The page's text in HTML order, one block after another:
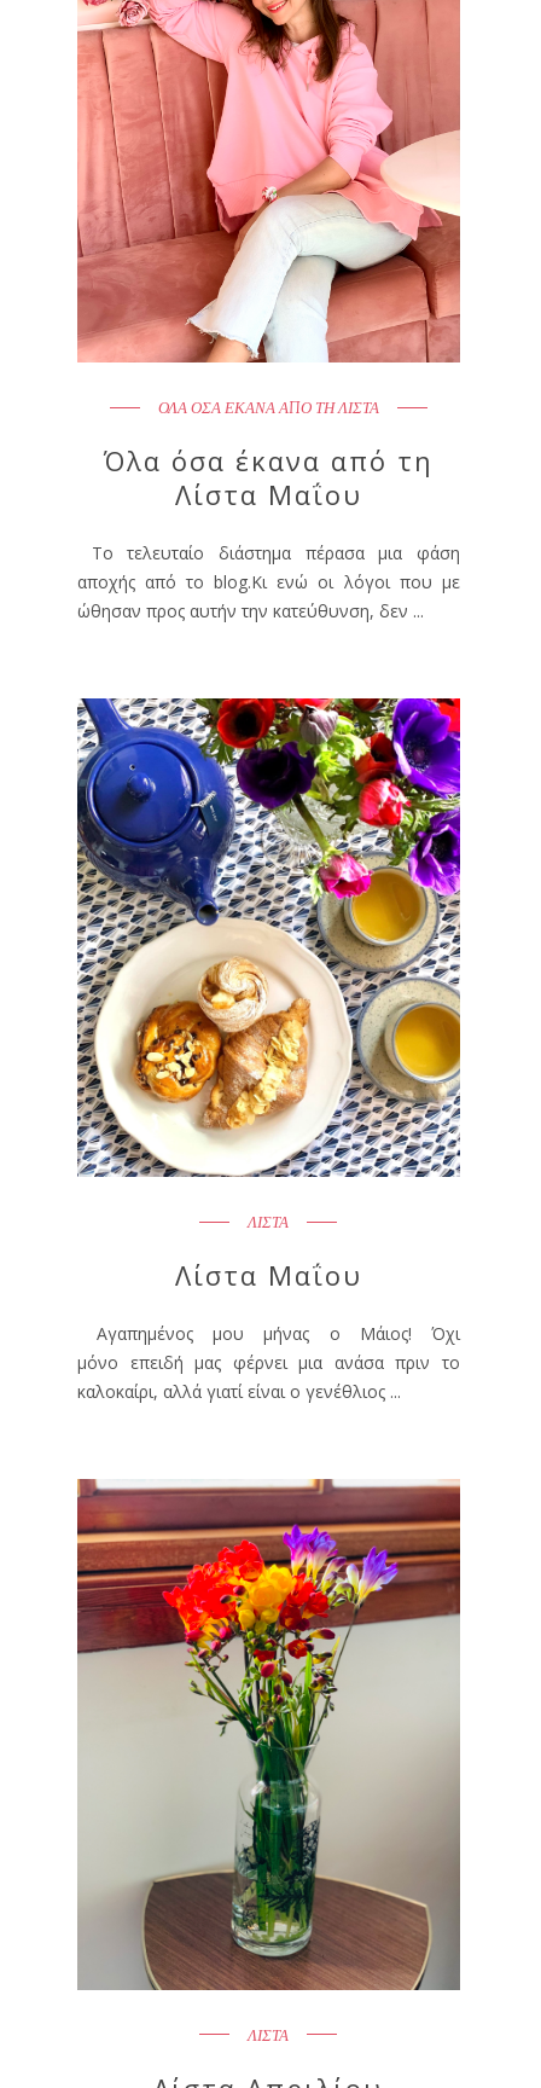
ΟΛΑ ΟΣΑ ΕΚΑΝΑ ΑΠΟ ΤΗ ΛΙΣΤΑ
Όλα όσα έκανα από τη
Λίστα Μαΐου
Το τελευταίο διάστημα πέρασα μια φάση
αποχής από το blog.Κι ενώ οι λόγοι που με
ώθησαν προς αυτήν την κατεύθυνση, δεν ...
ΛΙΣΤΑ
Λίστα Μαΐου
Αγαπημένος μου μήνας ο Μάιος! Όχι
μόνο επειδή μας φέρνει μια ανάσα πριν το
καλοκαίρι, αλλά γιατί είναι ο γενέθλιος ...
ΛΙΣΤΑ